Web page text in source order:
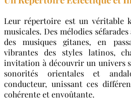
Leur répertoire est un véritable
musicales. Des mélodies
des musiques gitanes, en
vibrantes des styles latinos,
invitation à découvrir un univers
sonorités orientales et
conducteur, unissant ces
cohérente et envoûtante.